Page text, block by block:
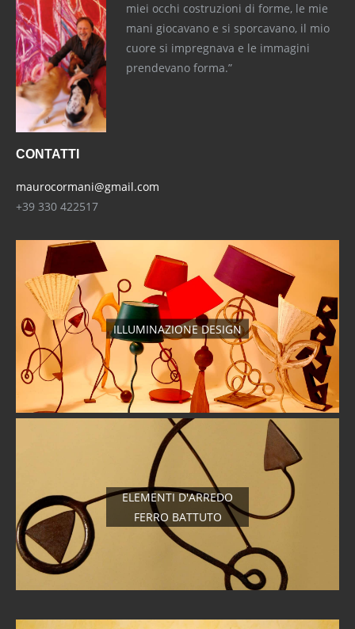
miei occhi costruzioni di forme, le mie
mani giocavano e si sporcavano, il mio
cuore si impregnava e le immagini
prendevano forma.”
CONTATTI
maurocormani@gmail.com
+39 330 422517
ILLUMINAZIONE DESIGN
ELEMENTI D'ARREDO
FERRO BATTUTO